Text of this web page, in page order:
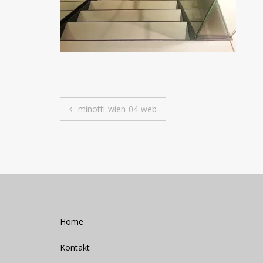
Beitrags-
Navigation
minotti-wien-04-web
Home
Kontakt